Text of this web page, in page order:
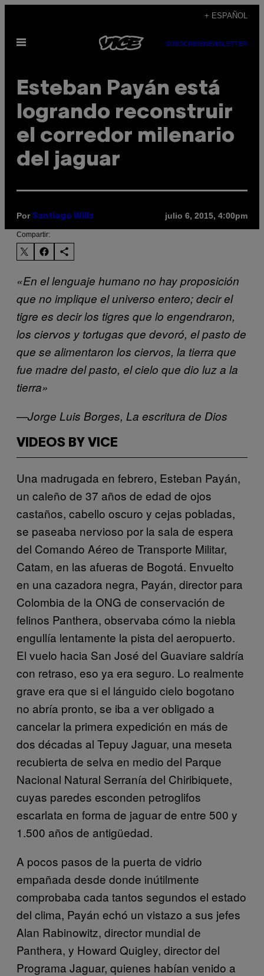
contenido
+ ESPAÑOL
Abrir
SUBSCRIBENEWSLETTER
Esteban Payán está
logrando reconstruir
el corredor milenario
del jaguar
Por Santiago Wills julio 6, 2015, 4:00pm
Compartir:
«En el lenguaje humano no hay proposición
que no implique el universo entero; decir el
tigre es decir los tigres que lo engendraron,
los ciervos y tortugas que devoró, el pasto de
que se alimentaron los ciervos, la tierra que
fue madre del pasto, el cielo que dio luz a la
tierra»
—Jorge Luis Borges, La escritura de Dios
VIDEOS BY VICE
Una madrugada en febrero, Esteban Payán,
un caleño de 37 años de edad de ojos
castaños, cabello oscuro y cejas pobladas,
se paseaba nervioso por la sala de espera
del Comando Aéreo de Transporte Militar,
Catam, en las afueras de Bogotá. Envuelto
en una cazadora negra, Payán, director para
Colombia de la ONG de conservación de
felinos Panthera, observaba cómo la niebla
engullía lentamente la pista del aeropuerto.
El vuelo hacia San José del Guaviare saldría
con retraso, eso ya era seguro. Lo realmente
grave era que si el lánguido cielo bogotano
no abría pronto, se iba a ver obligado a
cancelar la primera expedición en más de
dos décadas al Tepuy Jaguar, una meseta
recubierta de selva en medio del Parque
Nacional Natural Serranía del Chiribiquete,
cuyas paredes esconden petroglifos
escarlata en forma de jaguar de entre 500 y
1.500 años de antigüedad.
A pocos pasos de la puerta de vidrio
empañada desde donde inútilmente
comprobaba cada tantos segundos el estado
del clima, Payán echó un vistazo a sus jefes
Alan Rabinowitz, director mundial de
Panthera, y Howard Quigley, director del
Programa Jaguar, quienes habían venido a